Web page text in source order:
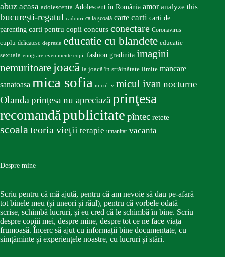
abuz acasa adolescenta Adolescent în România amor analyze this
bucureşti-regatul cadouri ca la școală carte carti carti de
parenting carti pentru copii concurs conectare Coronavirus
cuplu delicatese depresie educatie cu blandete educatie
sexuala emigrare evenimente copii fashion gradinita imagini
nemuritoare joacă la joacă în străinătate limite mancare
sanatoasa mica sofia micul iv micul ivan nocturne
Olanda prinţesa nu apreciază prinţesa
recomandăpublicitate pîntec retete
scoala teoria vieţii terapie umanitar vacanta
Despre mine
Scriu pentru că mă ajută, pentru că am nevoie să dau pe-afară
tot binele meu (și uneori și răul), pentru că vorbele odată
scrise, schimbă lucruri, și eu cred că le schimbă în bine. Scriu
despre copiii mei, despre mine, despre tot ce ne face viața
frumoasă. Încerc să ajut cu informații bine documentate, cu
simțăminte și experiențele noastre, cu lucruri și stări.